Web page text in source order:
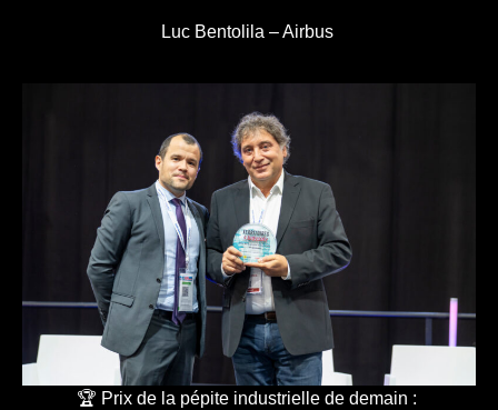
Luc Bentolila – Airbus
🏆 Prix de la pépite industrielle de demain :